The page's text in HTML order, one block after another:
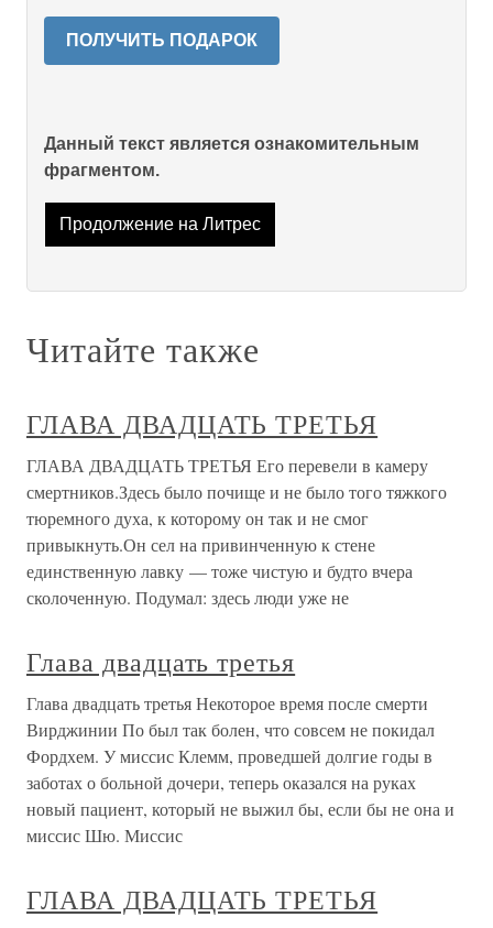
ПОЛУЧИТЬ ПОДАРОК
Данный текст является ознакомительным
фрагментом.
Продолжение на Литрес
Читайте также
ГЛАВА ДВАДЦАТЬ ТРЕТЬЯ
ГЛАВА ДВАДЦАТЬ ТРЕТЬЯ Его перевели в камеру
смертников.Здесь было почище и не было того тяжкого
тюремного духа, к которому он так и не смог
привыкнуть.Он сел на привинченную к стене
единственную лавку — тоже чистую и будто вчера
сколоченную. Подумал: здесь люди уже не
Глава двадцать третья
Глава двадцать третья Некоторое время после смерти
Вирджинии По был так болен, что совсем не покидал
Фордхем. У миссис Клемм, проведшей долгие годы в
заботах о больной дочери, теперь оказался на руках
новый пациент, который не выжил бы, если бы не она и
миссис Шю. Миссис
ГЛАВА ДВАДЦАТЬ ТРЕТЬЯ